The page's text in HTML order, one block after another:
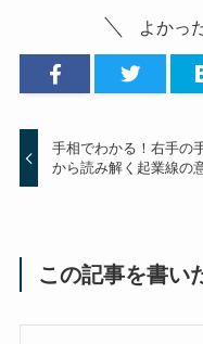
よかっ
手相でわかる！右手の
から読み解く起業線の
この記事を書い